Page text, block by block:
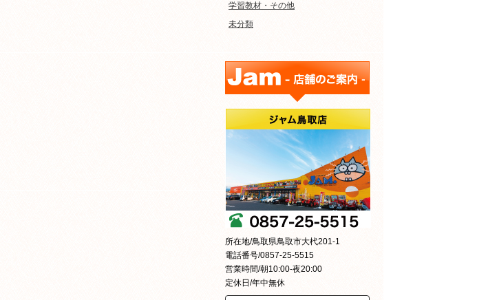
学習教材・その他
未分類
所在地/鳥取県鳥取市大杙201-1
電話番号/0857-25-5515
営業時間/朝10:00-夜20:00
定休日/年中無休